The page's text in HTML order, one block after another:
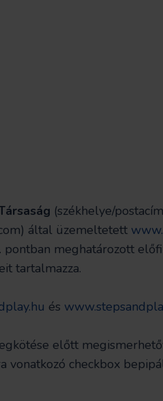
(székhelye/
) által üzemeltetett
meghatározott
tartalmazza.
és
előtt
checkbox